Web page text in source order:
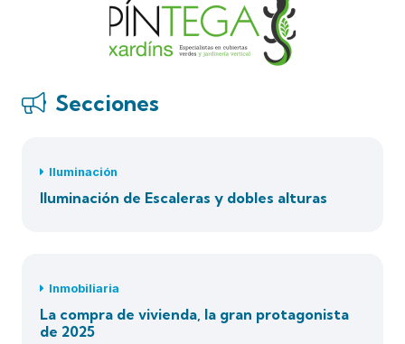
Secciones
Iluminación
Iluminación de Escaleras y dobles alturas
Inmobiliaria
La compra de vivienda, la gran protagonista
de 2025